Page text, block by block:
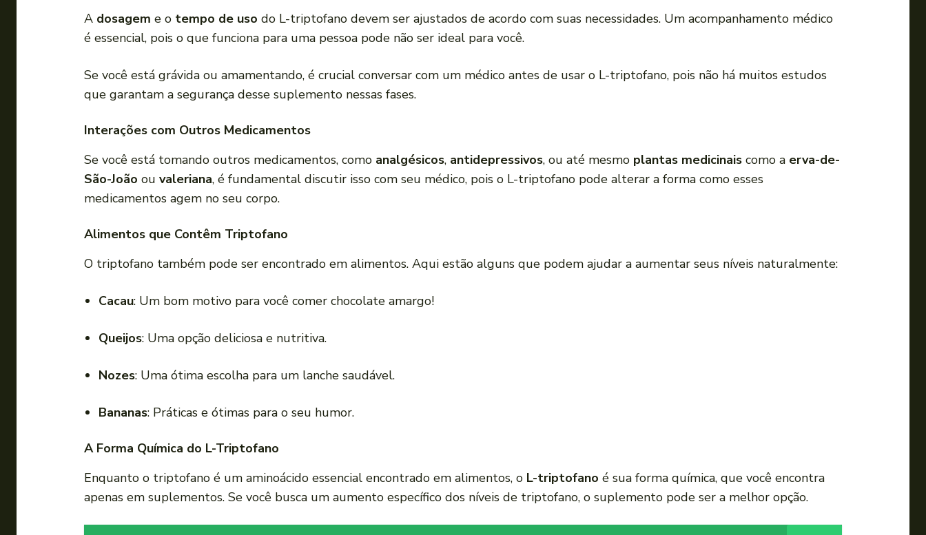
A dosagem e o tempo de uso do L-triptofano devem ser ajustados de acordo com suas necessidades. Um acompanhamento médico
é essencial, pois o que funciona para uma pessoa pode não ser ideal para você.
Se você está grávida ou amamentando, é crucial conversar com um médico antes de usar o L-triptofano, pois não há muitos estudos
que garantam a segurança desse suplemento nessas fases.
Interações com Outros Medicamentos
Se você está tomando outros medicamentos, como analgésicos, antidepressivos, ou até mesmo plantas medicinais como a erva-de-
São-João ou valeriana, é fundamental discutir isso com seu médico, pois o L-triptofano pode alterar a forma como esses
medicamentos agem no seu corpo.
Alimentos que Contêm Triptofano
O triptofano também pode ser encontrado em alimentos. Aqui estão alguns que podem ajudar a aumentar seus níveis naturalmente:
Cacau: Um bom motivo para você comer chocolate amargo!
Queijos: Uma opção deliciosa e nutritiva.
Nozes: Uma ótima escolha para um lanche saudável.
Bananas: Práticas e ótimas para o seu humor.
A Forma Química do L-Triptofano
Enquanto o triptofano é um aminoácido essencial encontrado em alimentos, o L-triptofano é sua forma química, que você encontra
apenas em suplementos. Se você busca um aumento específico dos níveis de triptofano, o suplemento pode ser a melhor opção.